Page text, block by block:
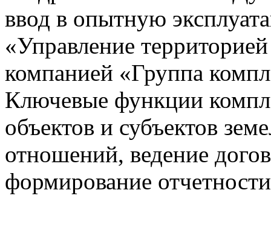
ввод в опытную
«Управление
компанией «Группа
Ключевые функции
объектов и субъектов
отношений, ведение
формирование